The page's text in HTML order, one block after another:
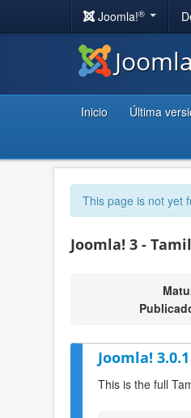
Joomla!®
Inicio Última
This page is not yet
Joomla! 3 -
Joomla!
This is the full